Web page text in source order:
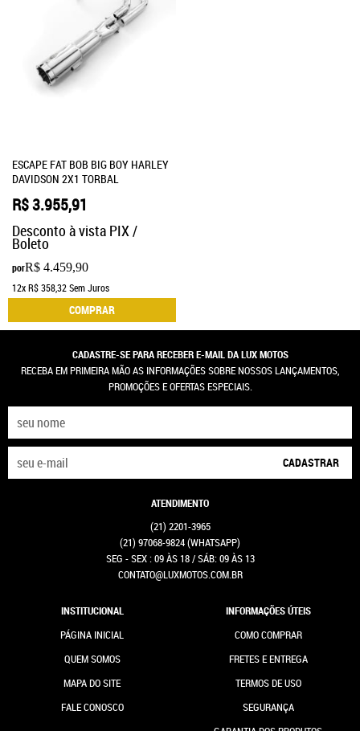
ESCAPE FAT BOB BIG BOY HARLEY
DAVIDSON 2X1 TORBAL
porR$ 4.459,90
R$ 3.955,91
Desconto à vista PIX /
Boleto
12xR$ 358,32Sem Juros
COMPRAR
CADASTRE-SE PARA RECEBER E-MAIL DA LUX MOTOS
RECEBA EM PRIMEIRA MÃO AS INFORMAÇÕES SOBRE NOSSOS LANÇAMENTOS,
PROMOÇÕES E OFERTAS ESPECIAIS.
CADASTRAR
ATENDIMENTO
(21) 2201-3965
(21) 97068-9824(WHATSAPP)
SEG - SEX : 09 ÀS 18 / SÁB: 09 ÀS 13
CONTATO@LUXMOTOS.COM.BR
INSTITUCIONAL
PÁGINA INICIAL
QUEM SOMOS
MAPA DO SITE
FALE CONOSCO
INFORMAÇÕES ÚTEIS
COMO COMPRAR
FRETES E ENTREGA
TERMOS DE USO
SEGURANÇA